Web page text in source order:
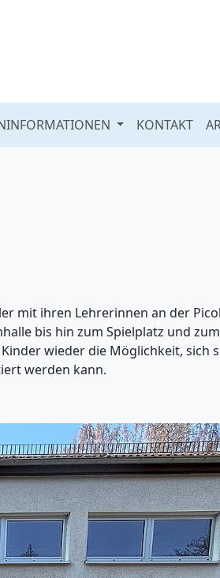
KONTAKT
mit ihren Lehrerinnen an der
bis hin zum Spielplatz und zum
wieder die Möglichkeit, sich
werden kann.